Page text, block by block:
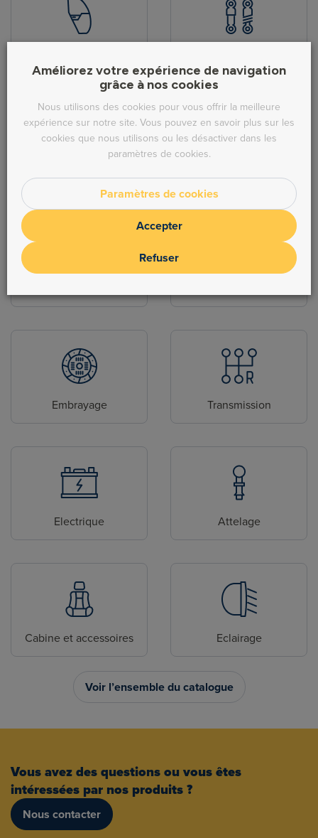
Embrayage Transmission
Electrique Attelage
Cabine et accessoires Eclairage
Voir l’ensemble du catalogue
Vous avez des questions ou vous êtes
intéressées par nos produits ?
Nous contacter
Améliorez votre expérience de navigation
grâce à nos cookies
Nous utilisons des cookies pour vous offrir la meilleure
expérience sur notre site. Vous pouvez en savoir plus sur les
cookies que nous utilisons ou les désactiver dans les
paramètres de cookies.
Paramètres de cookies
Accepter
Refuser